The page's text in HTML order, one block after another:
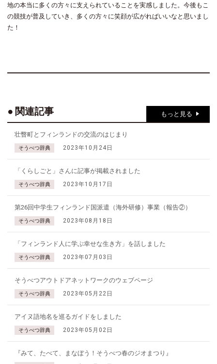
地の本当に多くの方々に支えられていることを実感しました。今後もこ
の競技が普及していき、多くの方々に笑顔が広がればいいなと思いまし
た！
関連記事 もっと見る
壮瞥町とフィンランドの交流のはじまり
そうべつ辞典 2023年10月24日
「くらしごと」さんに記事が掲載されました
そうべつ辞典 2023年10月17日
第26回中学生フィンランド国派遣（海外研修）事業（報告②）
そうべつ辞典 2023年08月18日
「フィンランド人に学ぶ幸せな生き方」を話しました
そうべつ辞典 2023年07月03日
そうべつアウトドアネットワークのウェブページ
そうべつ辞典 2023年05月22日
アイヌ語地名を巡るガイドをしました
そうべつ辞典 2023年05月02日
『みて、たべて、まなぼう！そうべつ春のジオまつり』